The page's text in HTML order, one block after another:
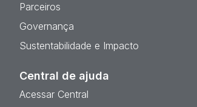
Parceiros
Governança
Sustentabilidade e Impacto
Central de ajuda
Acessar Central